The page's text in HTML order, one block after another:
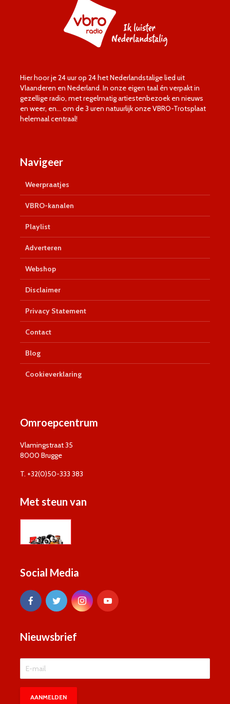
Hier hoor je 24 uur op 24 het Nederlandstalige lied uit
Vlaanderen en Nederland. In onze eigen taal én verpakt in
gezellige radio, met regelmatig artiestenbezoek en nieuws
en weer, en… om de 3 uren natuurlijk onze VBRO-Trotsplaat
helemaal centraal!
Navigeer
Weerpraatjes
VBRO-kanalen
Playlist
Adverteren
Webshop
Disclaimer
Privacy Statement
Contact
Blog
Cookieverklaring
Omroepcentrum
Vlamingstraat 35
8000 Brugge
T. +32(0)50-333 383
Met steun van
Social Media
Nieuwsbrief